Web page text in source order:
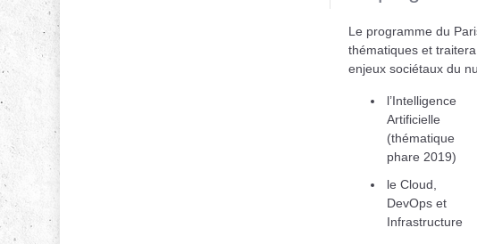
Le programme du
thématiques et
enjeux sociétaux du
l’Intelligence
Artificielle
(thématique
phare 2019)
le Cloud,
DevOps et
Infrastructure